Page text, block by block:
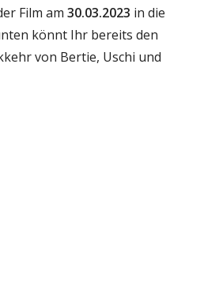
Film am 30.03.2023 in die
könnt Ihr bereits den
von Bertie, Uschi und